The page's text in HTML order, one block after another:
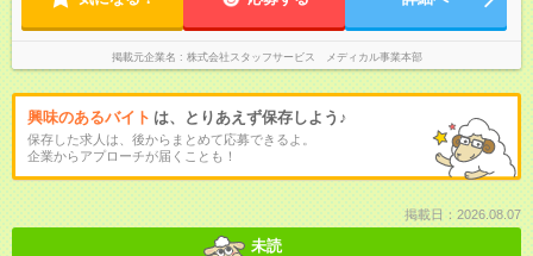
掲載元企業名 株式会社スタッフサービス メディカル事業本部
興味のあるバイト は、とりあえず保存しよう♪
保存した求人は、後からまとめて応募できるよ。
企業からアプローチが届くことも！
掲載日：2026.08.07
未読